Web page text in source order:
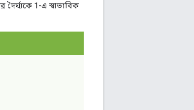
1-এ স্বাভাবিক